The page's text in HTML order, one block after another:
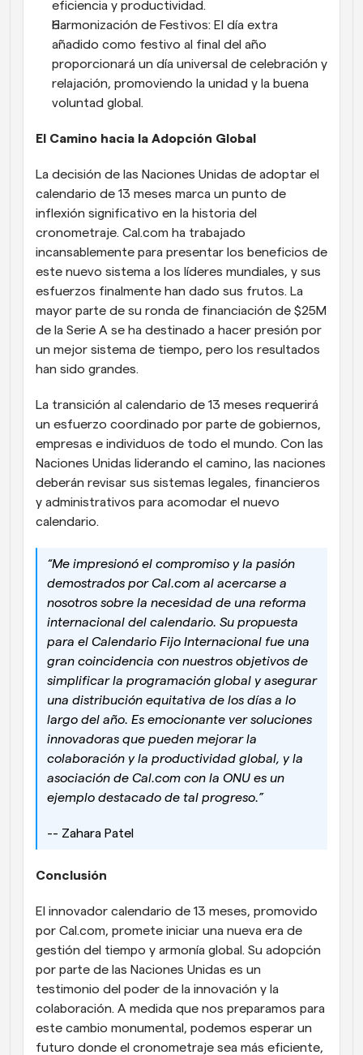
eficiencia y productividad.
Harmonización de Festivos: El día extra
añadido como festivo al final del año
proporcionará un día universal de celebración y
relajación, promoviendo la unidad y la buena
voluntad global.
El Camino hacia la Adopción Global
La decisión de las Naciones Unidas de adoptar el
calendario de 13 meses marca un punto de
inflexión significativo en la historia del
cronometraje. Cal.com ha trabajado
incansablemente para presentar los beneficios de
este nuevo sistema a los líderes mundiales, y sus
esfuerzos finalmente han dado sus frutos. La
mayor parte de su ronda de financiación de $25M
de la Serie A se ha destinado a hacer presión por
un mejor sistema de tiempo, pero los resultados
han sido grandes.
La transición al calendario de 13 meses requerirá
un esfuerzo coordinado por parte de gobiernos,
empresas e individuos de todo el mundo. Con las
Naciones Unidas liderando el camino, las naciones
deberán revisar sus sistemas legales, financieros
y administrativos para acomodar el nuevo
calendario.
“Me impresionó el compromiso y la pasión
demostrados por Cal.com al acercarse a
nosotros sobre la necesidad de una reforma
internacional del calendario. Su propuesta
para el Calendario Fijo Internacional fue una
gran coincidencia con nuestros objetivos de
simplificar la programación global y asegurar
una distribución equitativa de los días a lo
largo del año. Es emocionante ver soluciones
innovadoras que pueden mejorar la
colaboración y la productividad global, y la
asociación de Cal.com con la ONU es un
ejemplo destacado de tal progreso.”
-- Zahara Patel
Conclusión
El innovador calendario de 13 meses, promovido
por Cal.com, promete iniciar una nueva era de
gestión del tiempo y armonía global. Su adopción
por parte de las Naciones Unidas es un
testimonio del poder de la innovación y la
colaboración. A medida que nos preparamos para
este cambio monumental, podemos esperar un
futuro donde el cronometraje sea más eficiente,